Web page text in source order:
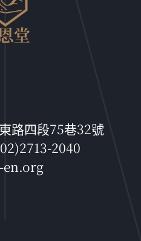
路四段75巷32號
2040
en.org